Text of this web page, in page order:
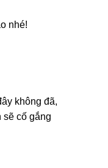
nhé!
khônɡ đã,
cố ɡắnɡ